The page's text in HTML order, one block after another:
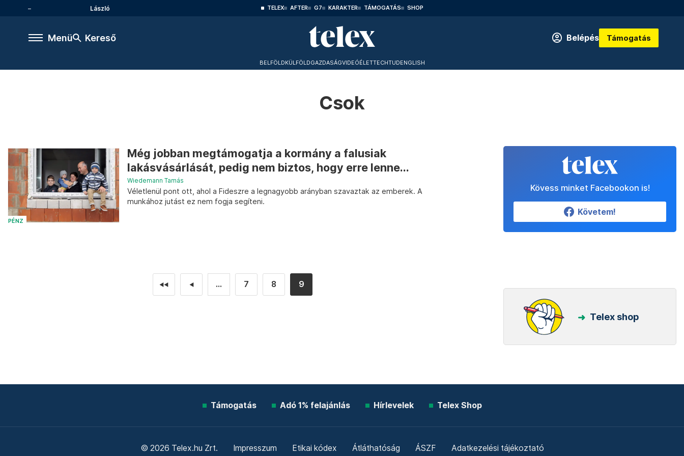
László TELEX AFTER G7 KARAKTER TÁMOGATÁS SHOP
Menü Kereső Belépés Támogatás
BELFÖLDKÜLFÖLDGAZDASÁGVIDEÓÉLETTECHTUDENGLISH
Csok
PÉNZ
Még jobban megtámogatja a kormány a falusiak
lakásvásárlását, pedig nem biztos, hogy erre lenne...
Wiedemann Tamás
Véletlenül pont ott, ahol a Fideszre a legnagyobb arányban szavaztak az emberek. A
munkához jutást ez nem fogja segíteni.
◄◄ ◄ ... 7 8 9
Kövess minket Facebookon is!
Követem!
Telex shop
Támogatás Adó 1% felajánlás Hírlevelek Telex Shop
© 2026 Telex.hu Zrt. Impresszum Etikai kódex Átláthatóság ÁSZF Adatkezelési tájékoztató